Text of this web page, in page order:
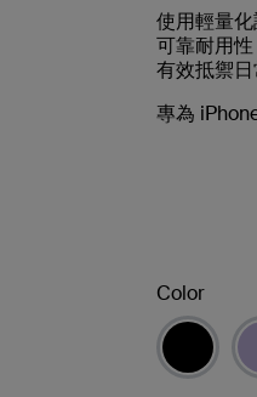
使用輕量
可靠耐用
有效抵禦
專為
Color